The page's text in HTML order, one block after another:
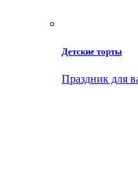
Детские торты
Праздник для